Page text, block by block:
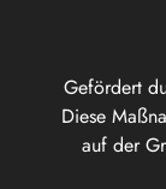
Gefördert
Diese
auf der